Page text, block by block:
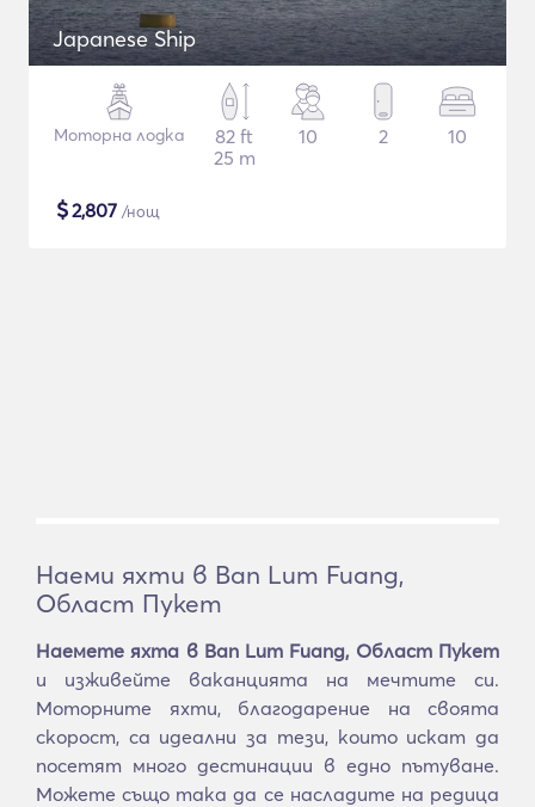
Japanese Ship
Моторна лодка
82 ft
25 m
10 2 10
$2,807 /нощ
Наеми яхти в Ban Lum Fuang,
Област Пукет
Наемете яхта в Ban Lum Fuang, Област Пукет
и изживейте ваканцията на мечтите си.
Моторните яхти, благодарение на своята
скорост, са идеални за тези, които искат да
посетят много дестинации в едно пътуване.
Можете също така да се насладите на редица